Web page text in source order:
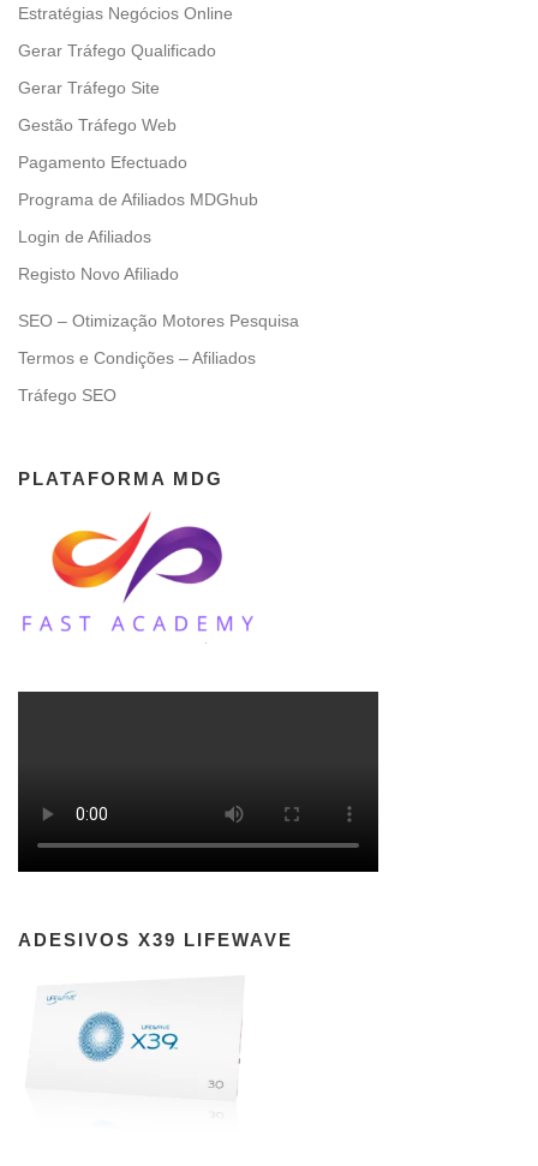
Estratégias Negócios Online
Gerar Tráfego Qualificado
Gerar Tráfego Site
Gestão Tráfego Web
Pagamento Efectuado
Programa de Afiliados MDGhub
Login de Afiliados
Registo Novo Afiliado
SEO – Otimização Motores Pesquisa
Termos e Condições – Afiliados
Tráfego SEO
PLATAFORMA MDG
ADESIVOS X39 LIFEWAVE